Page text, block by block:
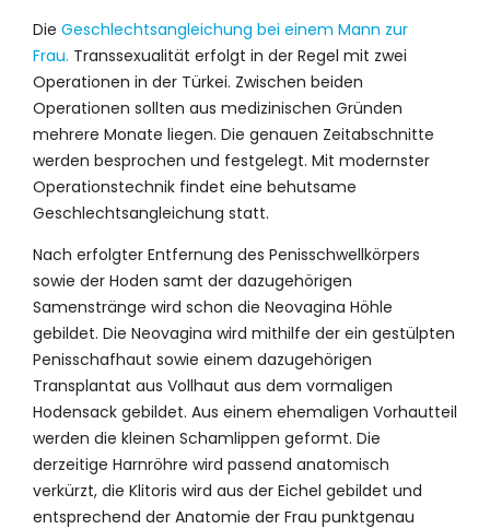
Die Geschlechtsangleichung bei einem Mann zur
Frau. Transsexualität erfolgt in der Regel mit zwei
Operationen in der Türkei. Zwischen beiden
Operationen sollten aus medizinischen Gründen
mehrere Monate liegen. Die genauen Zeitabschnitte
werden besprochen und festgelegt. Mit modernster
Operationstechnik findet eine behutsame
Geschlechtsangleichung statt.
Nach erfolgter Entfernung des Penisschwellkörpers
sowie der Hoden samt der dazugehörigen
Samenstränge wird schon die Neovagina Höhle
gebildet. Die Neovagina wird mithilfe der ein gestülpten
Penisschafhaut sowie einem dazugehörigen
Transplantat aus Vollhaut aus dem vormaligen
Hodensack gebildet. Aus einem ehemaligen Vorhautteil
werden die kleinen Schamlippen geformt. Die
derzeitige Harnröhre wird passend anatomisch
verkürzt, die Klitoris wird aus der Eichel gebildet und
entsprechend der Anatomie der Frau punktgenau